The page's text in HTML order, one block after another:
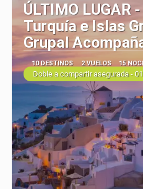
ÚLTIMO LUGAR
Turquía e Islas
Grupal
10 DESTINOS 2 VUELOS 15
Doble a compartir asegurada -